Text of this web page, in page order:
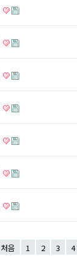
처음 1 2 3 4